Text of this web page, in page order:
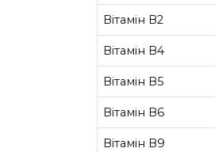
Вітамін В2
Вітамін В4
Вітамін В5
Вітамін В6
Вітамін В9